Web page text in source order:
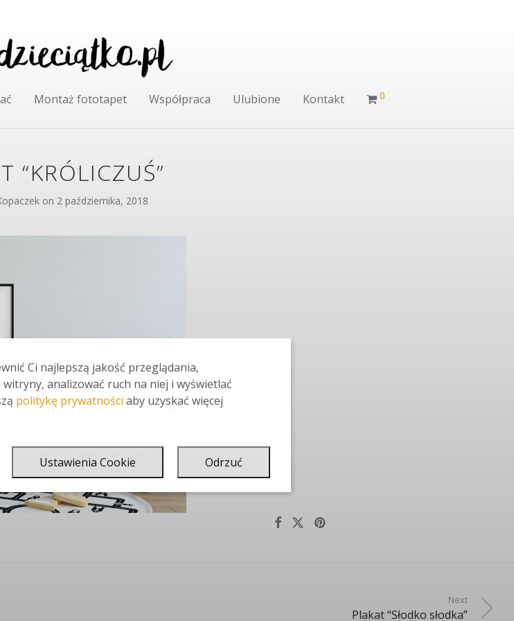
Montaż fototapet Współpraca Ulubione Kontakt 0
“KRÓLICZUŚ”
on 2 października, 2018
Next
Plakat “Słodko słodka”
Ci najlepszą jakość przeglądania,
analizować ruch na niej i wyświetlać
politykę prywatności aby uzyskać więcej
Ustawienia Cookie Odrzuć